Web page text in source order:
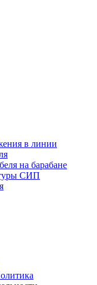
в линии
на барабане
СИП